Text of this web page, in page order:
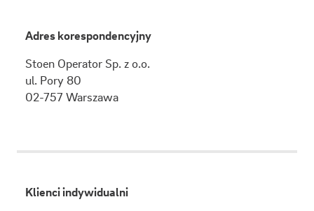
Adres korespondencyjny
Stoen Operator Sp. z o.o.
ul. Pory 80
02-757 Warszawa
Klienci indywidualni